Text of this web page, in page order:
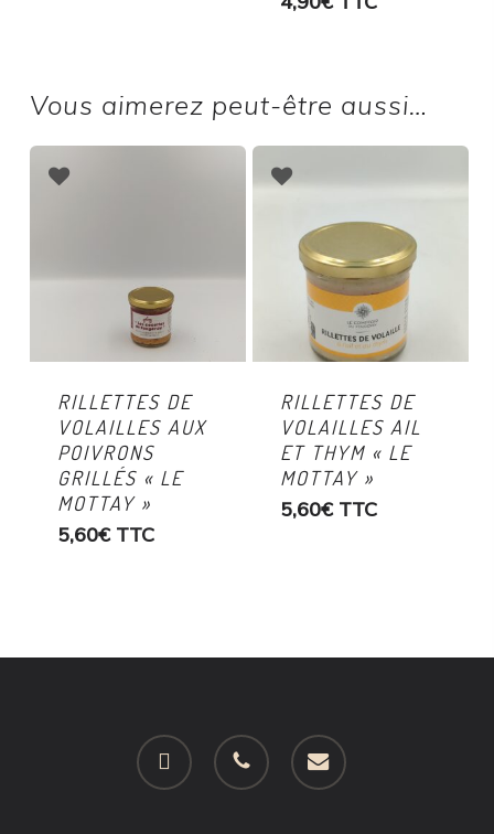
Vous aimerez peut-être aussi…
RILLETTES DE
VOLAILLES AUX
POIVRONS
GRILLÉS « LE
MOTTAY »
5,60€ TTC
RILLETTES DE
VOLAILLES AIL
ET THYM « LE
MOTTAY »
5,60€ TTC
facebook phone email